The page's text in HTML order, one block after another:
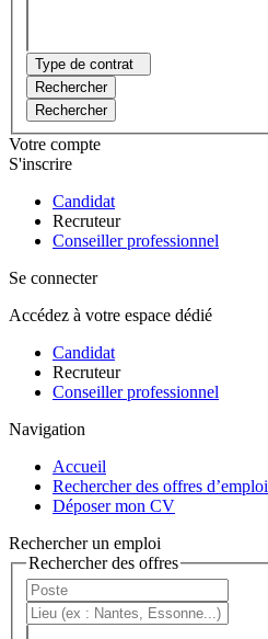
Type de contrat
Rechercher
Rechercher
Votre compte
S'inscrire
Candidat
Recruteur
Conseiller professionnel
Se connecter
Accédez à votre espace dédié
Candidat
Recruteur
Conseiller professionnel
Navigation
Accueil
Rechercher des offres d’emploi
Déposer mon CV
Rechercher un emploi
Rechercher des offres